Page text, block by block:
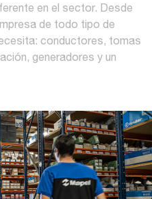
en el sector. Desde
de todo tipo de
conductores, tomas
generadores y un